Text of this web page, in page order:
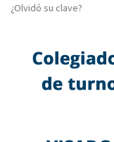
¿Olvidó su clave?